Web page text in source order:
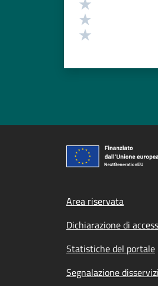
Footer
Area riservata
Dichiarazione di
Statistiche del portale
Segnalazione